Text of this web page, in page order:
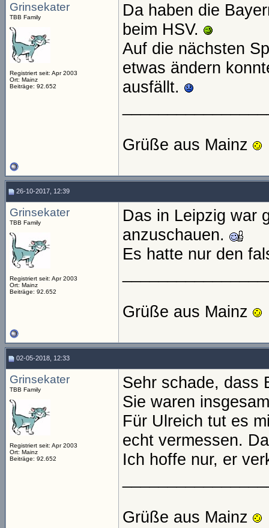
Grinsekater
TBB Family
Registriert seit: Apr 2003
Ort: Mainz
Beiträge: 92.652
Da haben die
beim HSV.
Auf die nächsten
etwas ändern
ausfällt.
Grüße aus Mainz
26-10-2017, 12:39
Grinsekater
TBB Family
Registriert seit: Apr 2003
Ort: Mainz
Beiträge: 92.652
Das in Leipzig war
anzuschauen.
Es hatte nur den
Grüße aus Mainz
02-05-2018, 12:33
Grinsekater
TBB Family
Registriert seit: Apr 2003
Ort: Mainz
Beiträge: 92.652
Sehr schade, dass
Sie waren
Für Ulreich tut es
echt vermessen.
Ich hoffe nur, er
Grüße aus Mainz